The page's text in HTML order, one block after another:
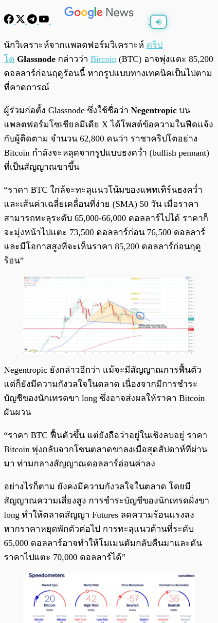
พร้อมเล่น
นักวิเคราะห์จากแพลตฟอร์มวิเคราะห์ คริป
โต Glassnode กล่าวว่า Bitcoin (BTC) อาจพุ่งแตะ 85,200
ดอลลาร์ก่อนฤดูร้อนนี้ หากรูปแบบทางเทคนิคเป็นไปตาม
ที่คาดการณ์
ผู้ร่วมก่อตั้ง Glassnode ซึ่งใช้ชื่อว่า Negentropic บน
แพลตฟอร์มโซเชียลมีเดีย X ได้โพสต์ข้อความในฟีดแจ้ง
กับผู้ติดตาม จำนวน 62,800 คนว่า ราชาคริปโตอย่าง
Bitcoin กำลังจะหลุดจากรูปแบบธงคว่ำ (bullish pennant)
ที่เป็นสัญญาณขาขึ้น
“ราคา BTC ใกล้จะทะลุแนวโน้มของแพทเทิร์นธงคว่ำ
และเส้นค่าเฉลี่ยเคลื่อนที่ง่าย (SMA) 50 วัน เมื่อราคา
สามารถทะลุระดับ 65,000-66,000 ดอลลาร์ไปได้ ราคาก็
จะมุ่งหน้าไปแตะ 73,500 ดอลลาร์ก่อน 76,500 ดอลลาร์
และมีโอกาสสูงที่จะเห็นราคา 85,200 ดอลลาร์ก่อนฤดู
ร้อน”
Negentropic ยังกล่าวอีกว่า แม้จะมีสัญญาณการฟื้นตัว
แต่ก็ยังมีความกังวลใจในตลาด เนื่องจากมีการชำระ
บัญชีของนักเทรดขา long ซึ่งอาจส่งผลให้ราคา Bitcoin
ผันผวน
“ราคา BTC ฟื้นตัวขึ้น แต่ยังถือว่าอยู่ในเชิงลบอยู่ ราคา
Bitcoin พุ่งกลับจากโซนตลาดขาลงเมื่อสุดสัปดาห์ที่ผ่าน
มา ท่ามกลางสัญญาณดอลลาร์อ่อนค่าลง
อย่างไรก็ตาม ยังคงมีความกังวลใจในตลาด โดยมี
สัญญาณความเสี่ยงสูง การชำระบัญชีของนักเทรดฝั่งขา
long ทำให้ตลาดสัญญา Futures ลดความร้อนแรงลง
หากราคาหยุดพักตัวต่อไป การทะลุแนวต้านที่ระดับ
65,000 ดอลลาร์อาจทำให้โมเมนตัมกลับคืนมาและดัน
ราคาไปแตะ 70,000 ดอลลาร์ได้”